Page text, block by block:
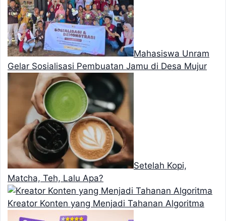
Mahasiswa Unram
Gelar Sosialisasi Pembuatan Jamu di Desa Mujur
Setelah Kopi,
Matcha, Teh, Lalu Apa?
Kreator Konten yang Menjadi Tahanan Algoritma